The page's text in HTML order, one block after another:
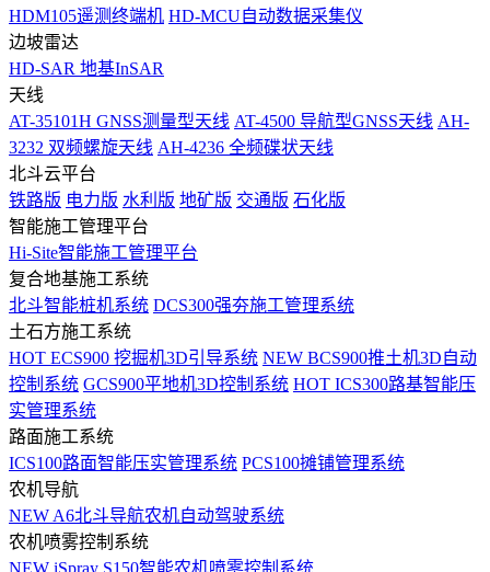
HDM105遥测终端机 HD-MCU自动数据采集仪
边坡雷达
HD-SAR 地基InSAR
天线
AT-35101H GNSS测量型天线 AT-4500 导航型GNSS天线 AH-
3232 双频螺旋天线 AH-4236 全频碟状天线
北斗云平台
铁路版 电力版 水利版 地矿版 交通版 石化版
智能施工管理平台
Hi-Site智能施工管理平台
复合地基施工系统
北斗智能桩机系统 DCS300强夯施工管理系统
土石方施工系统
HOT ECS900 挖掘机3D引导系统 NEW BCS900推土机3D自动
控制系统 GCS900平地机3D控制系统 HOT ICS300路基智能压
实管理系统
路面施工系统
ICS100路面智能压实管理系统 PCS100摊铺管理系统
农机导航
NEW A6北斗导航农机自动驾驶系统
农机喷雾控制系统
NEW iSpray S150智能农机喷雾控制系统